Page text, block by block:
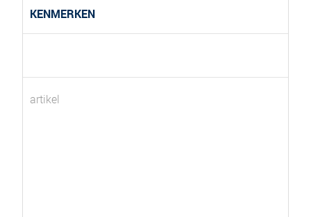
KENMERKEN
artikel